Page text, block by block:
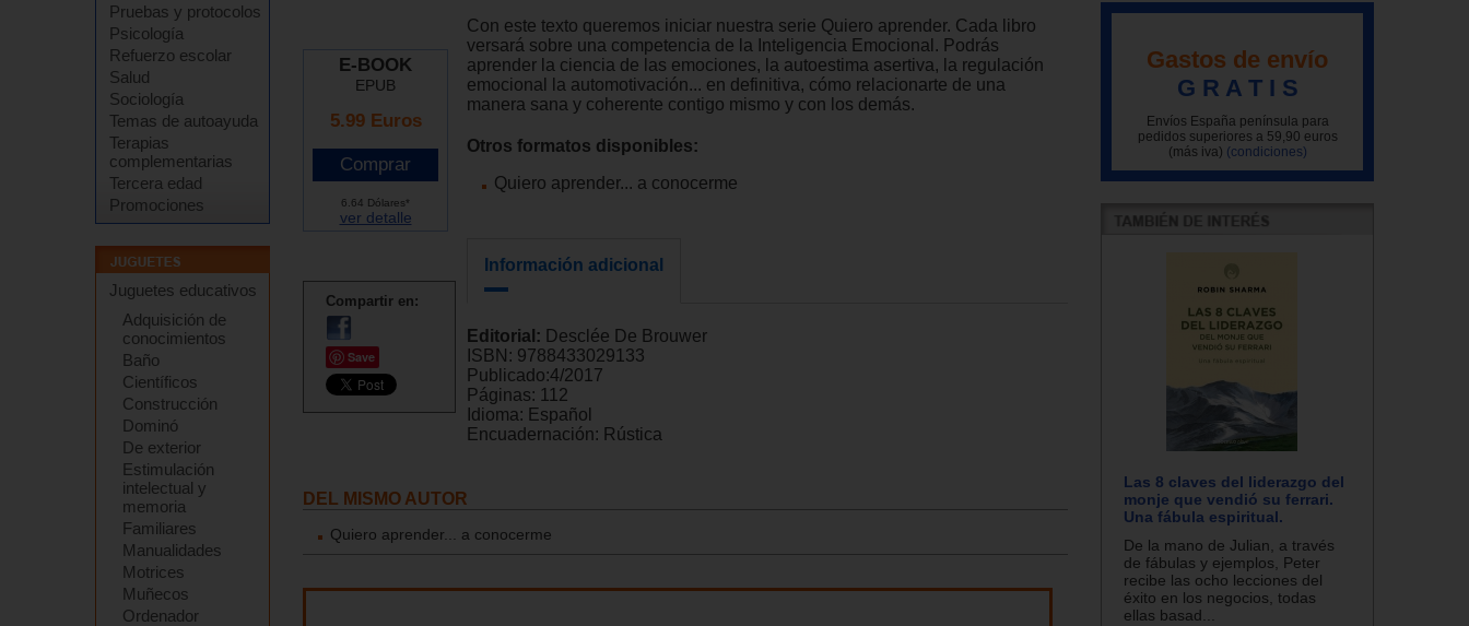
Pruebas y protocolos
Psicología
Refuerzo escolar
Salud
Sociología
Temas de autoayuda
Terapias
complementarias
Tercera edad
Promociones
Juguetes educativos
Adquisición de
conocimientos
Baño
Científicos
Construcción
Dominó
De exterior
Estimulación
intelectual y
memoria
Familiares
Manualidades
Motrices
Muñecos
Ordenador
E-BOOK
EPUB
5.99 Euros
6.64 Dólares*
ver detalle
Compartir en:
Save
Con este texto queremos iniciar nuestra serie Quiero aprender. Cada libro
versará sobre una competencia de la Inteligencia Emocional. Podrás
aprender la ciencia de las emociones, la autoestima asertiva, la regulación
emocional la automotivación... en definitiva, cómo relacionarte de una
manera sana y coherente contigo mismo y con los demás.
Otros formatos disponibles:
Quiero aprender... a conocerme
Información adicional
Editorial: Desclée De Brouwer
ISBN: 9788433029133
Publicado:4/2017
Páginas: 112
Idioma: Español
Encuadernación: Rústica
DEL MISMO AUTOR
Quiero aprender... a conocerme
Gastos de envío
G R A T I S
Envíos España península para
pedidos superiores a 59,90 euros
(más iva) (condiciones)
Las 8 claves del liderazgo del
monje que vendió su ferrari.
Una fábula espiritual.
De la mano de Julian, a través
de fábulas y ejemplos, Peter
recibe las ocho lecciones del
éxito en los negocios, todas
ellas basad...